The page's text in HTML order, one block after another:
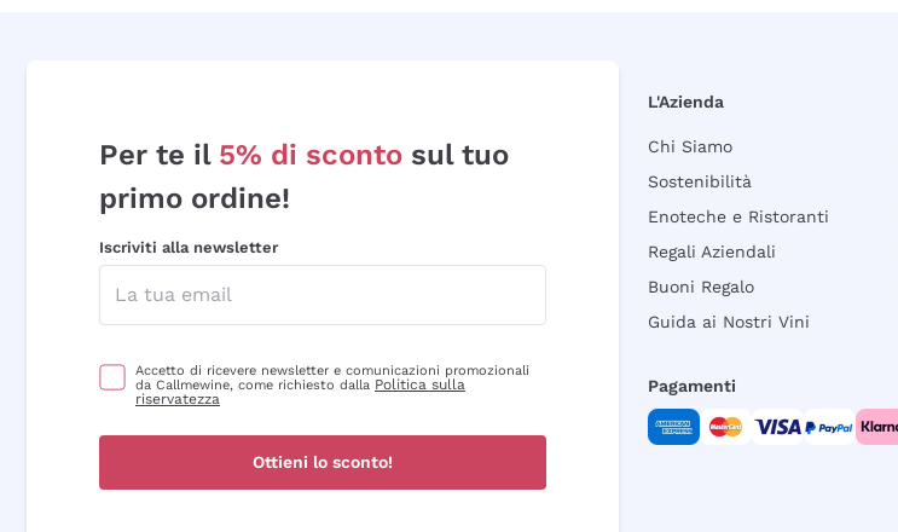
Per te il 5% di sconto sul tuo
primo ordine!
Iscriviti alla newsletter
Accetto di ricevere newsletter e comunicazioni promozionali
da Callmewine, come richiesto dalla Politica sulla
riservatezza
Ottieni lo sconto!
L'Azienda
Chi Siamo
Sostenibilità
Enoteche e Ristoranti
Regali Aziendali
Buoni Regalo
Guida ai Nostri Vini
Pagamenti